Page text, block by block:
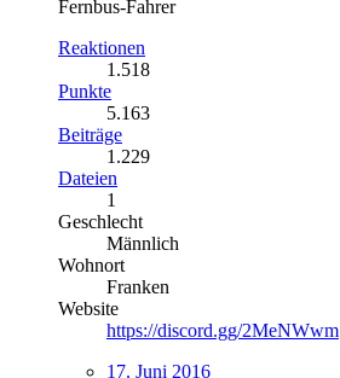
Fernbus-Fahrer
Reaktionen
1.518
Punkte
5.163
Beiträge
1.229
Dateien
1
Geschlecht
Männlich
Wohnort
Franken
Website
https://discord.gg/2MeNWwm
17. Juni 2016